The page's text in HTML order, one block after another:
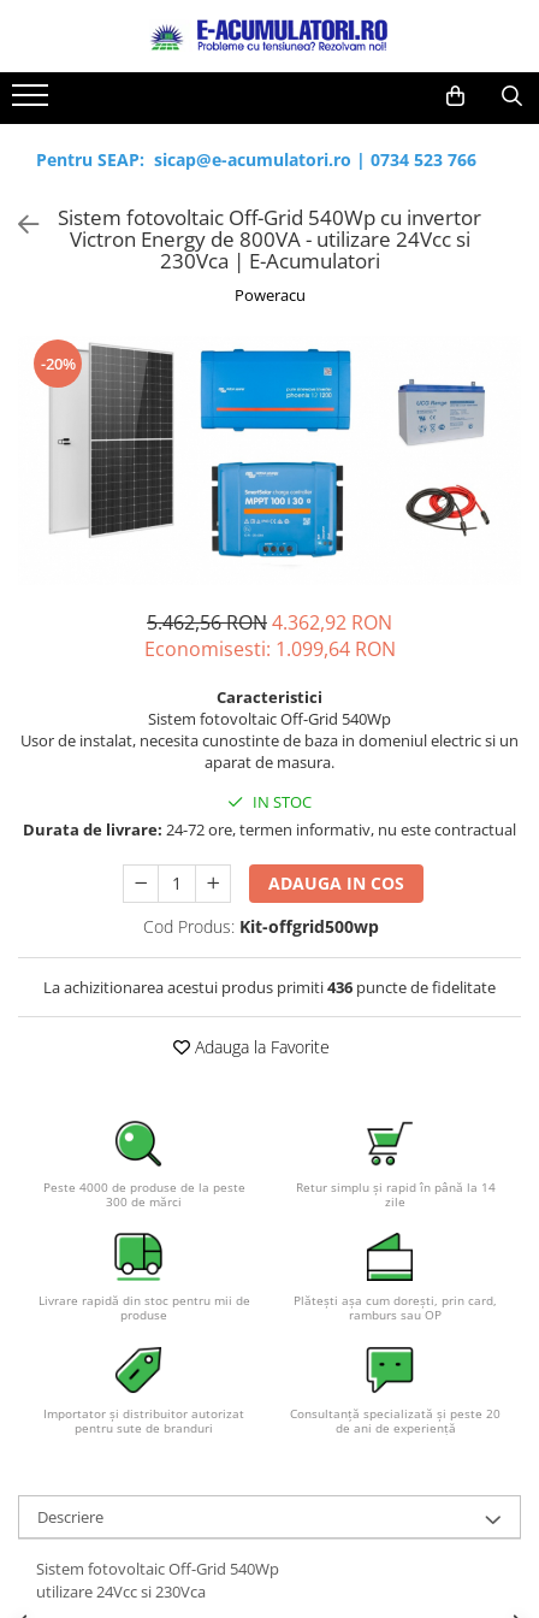
Toate Produsele
Acumulatori, Baterii si Incarcatoare
Uzuale
Baterii alcaline
Baterii litiu
Baterii auditive
Accesorii baterii
Baterii Industriale
Acumulatori
Incarcatoare acumulatori
Panouri fotovoltaice
Sisteme prindere panouri
Invertoare
Invertoare On-grid
PWM
Convertoare de tensiune
Sisteme de Stocare Comerciale
Sisteme fotovoltaice de putere
mica (rulota/caravan/case de
Sisteme fotovoltaice profesionale
Pachete sisteme fotovoltaice
Statii de incarcare vehicule
Statii de incarcare
Cabluri de incarcare vehicule
Prize de incarcare vehicule
electrice
Accesorii
Turbine eoliene pentru casă
Reduceri de vara
Cabluri
Acumulatori
Prelungitoare
Panouri fotovoltaice
Statii de incarcare EV
UPS
Pentru SEAP: sicap@e-acumulatori.ro | 0734 523 766
Sistem fotovoltaic Off-Grid 540Wp cu invertor
Victron Energy de 800VA - utilizare 24Vcc si
230Vca | E-Acumulatori
Poweracu
-20%
5.462,56 RON4.362,92 RON
Economisesti: 1.099,64 RON
Caracteristici
Sistem fotovoltaic Off-Grid 540Wp
Usor de instalat, necesita cunostinte de baza in domeniul electric si un
aparat de masura.
IN STOC
Durata de livrare: 24-72 ore, termen informativ, nu este contractual
ADAUGA IN COS
Cod Produs: Kit-offgrid500wp
La achizitionarea acestui produs primiti436 puncte de fidelitate
Adauga la Favorite
Peste 4000 de produse de la peste
300 de mărci
Retur simplu și rapid în până la 14
zile
Livrare rapidă din stoc pentru mii de
produse
Plătești așa cum dorești, prin card,
ramburs sau OP
Importator și distribuitor autorizat
pentru sute de branduri
Consultanță specializată și peste 20
de ani de experiență
Descriere
Sistem fotovoltaic Off-Grid 540Wp
utilizare 24Vcc si 230Vca